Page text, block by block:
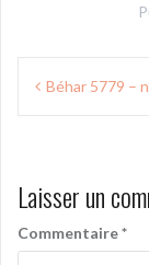
Navigation
Béhar 5779 –
Laisser un
Commentaire*